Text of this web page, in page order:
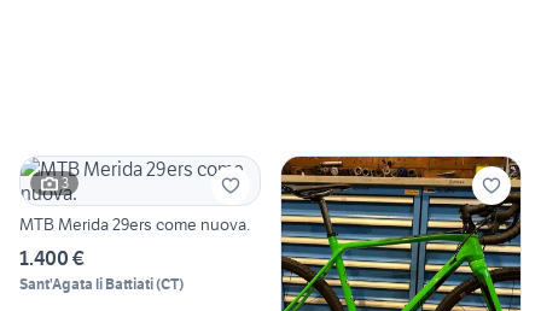
3
MTB Merida 29ers come nuova.
1.400 €
Sant'Agata li Battiati(CT)